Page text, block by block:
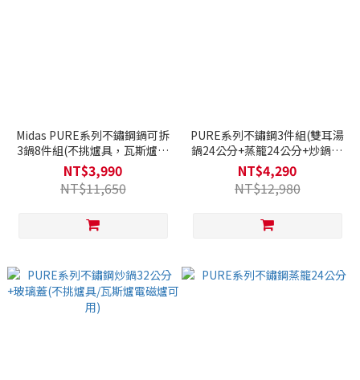
Midas PURE系列不鏽鋼鍋可拆
3鍋8件組(不挑爐具，瓦斯爐、
電磁爐、IH爐等都可使用)
NT$3,990
NT$11,650
PURE系列不鏽鋼3件組(雙耳湯
鍋24公分+蒸籠24公分+炒鍋32
公分)(不挑爐具/瓦斯爐電磁爐
可用)
NT$4,290
NT$12,980